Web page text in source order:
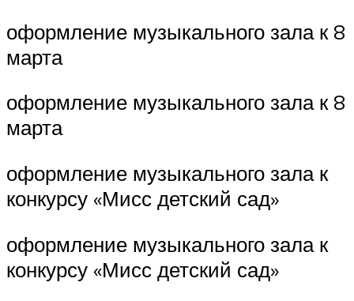
оформление музыкального зала к 8
марта
оформление музыкального зала к 8
марта
оформление музыкального зала к
конкурсу «Мисс детский сад»
оформление музыкального зала к
конкурсу «Мисс детский сад»